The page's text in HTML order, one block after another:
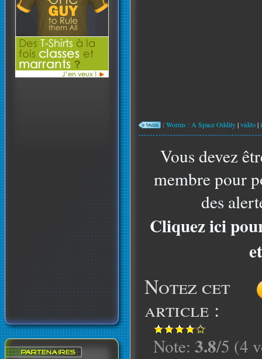
:Worms : A Space Oddity|vidéo|
Vous devez
membre pour
des
Cliquez ici
Notez cet
article :
Note: 3.8/5 (4